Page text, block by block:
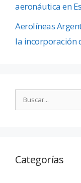
aeronáutica en
Aerolíneas
la incorporación
Categorías